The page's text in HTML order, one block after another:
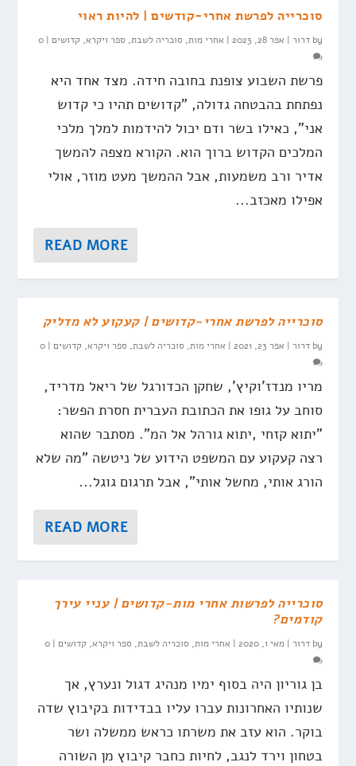
סוכרייה לפרשת אחרי-קודשים | להיות ראוי
by דרור | אפר 28, 2023 | אחרי מות, סוכריה לשבת, ספר ויקרא, קדושים |
0
פרשת השבוע צופנת בחובה חידה. מצד אחד היא
נפתחת בהבטחה גדולה, "קדושים תהיו כי קדוש
אני", כאילו בשר ודם יכול להידמות למלך מלכי
המלכים הקדוש ברוך הוא. הקורא מצפה להמשך
אדיר ורב משמעות, אבל ההמשך מעט מוזר, אולי
אפילו מאכזב...
READ MORE
סוכרייה לפרשת אחרי-קדושים | קעקוע לא מדליק
by דרור | אפר 23, 2021 | אחרי מות, סוכריה לשבת, ספר ויקרא, קדושים |
0
מריו מנדז'וקיץ', שחקן הכדורגל של ריאל מדריד,
סוחב על גופו את הכתובת העברית חסרת הפשר:
"יתוא קזחי ,יתוא גורהל אל המ". מסתבר שהוא
רצה קעקוע עם המשפט הידוע של ניטשה "מה שלא
הורג אותי, מחשל אותי", אבל תרגום גוגל...
READ MORE
סוכרייה לפרשות אחרי מות-קדושים | עניי עירך
קודמים?
by דרור |מאי 1, 2020 | אחרי מות, סוכריה לשבת, ספר ויקרא, קדושים |
0
בן גוריון היה בסוף ימיו מנהיג דגול ונערץ, אך
שנותיו האחרונות עברו עליו בבדידות בקיבוץ שדה
בוקר. הוא עזב את משרתו כראש ממשלה ושר
בטחון וירד לנגב, לחיות כחבר קיבוץ מן השורה